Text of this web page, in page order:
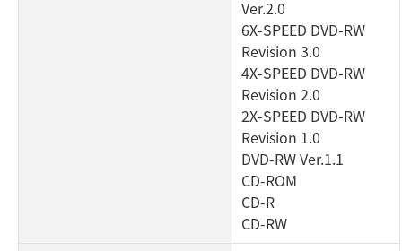
Ver.2.0
6X-SPEED DVD-RW
Revision 3.0
4X-SPEED DVD-RW
Revision 2.0
2X-SPEED DVD-RW
Revision 1.0
DVD-RW Ver.1.1
CD-ROM
CD-R
CD-RW